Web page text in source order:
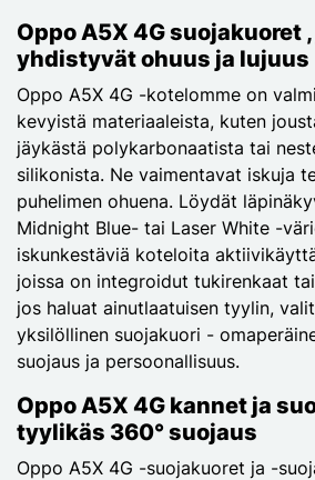
Oppo A5X 4G suojakuoret
yhdistyvät ohuus ja lujuus
Oppo A5X 4G -kotelomme on
kevyistä materiaaleista, kuten
jäykästä polykarbonaatista tai
silikonista. Ne vaimentavat iskuja
puhelimen ohuena. Löydät
Midnight Blue- tai Laser White -
iskunkestäviä koteloita
joissa on integroidut tukirenkaat
jos haluat ainutlaatuisen tyylin,
yksilöllinen suojakuori -
suojaus ja persoonallisuus.
Oppo A5X 4G kannet ja
tyylikäs 360° suojaus
Oppo A5X 4G -suojakuoret ja -